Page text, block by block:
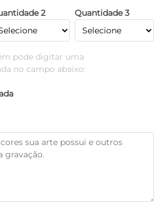
2 Quantidade 3
pode digitar uma
no campo abaixo: